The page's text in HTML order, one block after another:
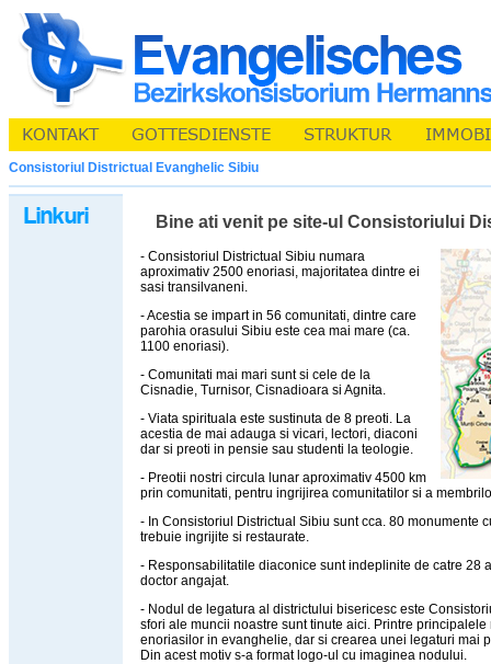
Consistoriul Districtual Evanghelic Sibiu
Bine ati venit pe site-ul Consistoriului
- Consistoriul Districtual Sibiu numara
aproximativ 2500 enoriasi, majoritatea dintre ei
sasi transilvaneni.
- Acestia se impart in 56 comunitati, dintre care
parohia orasului Sibiu este cea mai mare (ca.
1100 enoriasi).
- Comunitati mai mari sunt si cele de la
Cisnadie, Turnisor, Cisnadioara si Agnita.
- Viata spirituala este sustinuta de 8 preoti. La
acestia de mai adauga si vicari, lectori, diaconi
dar si preoti in pensie sau studenti la teologie.
- Preotii nostri circula lunar aproximativ 4500 km
prin comunitati, pentru ingrijirea comunitatilor si a
- In Consistoriul Districtual Sibiu sunt cca. 80 monumente
trebuie ingrijite si restaurate.
- Responsabilitatile diaconice sunt indeplinite de catre 28
doctor angajat.
- Nodul de legatura al districtului bisericesc este
sfori ale muncii noastre sunt tinute aici. Printre
enoriasilor in evanghelie, dar si crearea unei legaturi mai
Din acest motiv s-a format logo-ul cu imaginea nodului.